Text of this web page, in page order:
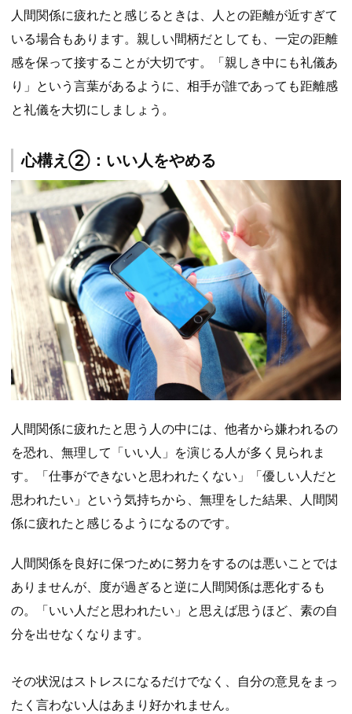
人間関係に疲れたと感じるときは、人との距離が近すぎて
いる場合もあります。親しい間柄だとしても、一定の距離
感を保って接することが大切です。「親しき中にも礼儀あ
り」という言葉があるように、相手が誰であっても距離感
と礼儀を大切にしましょう。
心構え②：いい人をやめる
人間関係に疲れたと思う人の中には、他者から嫌われるの
を恐れ、無理して「いい人」を演じる人が多く見られま
す。「仕事ができないと思われたくない」「優しい人だと
思われたい」という気持ちから、無理をした結果、人間関
係に疲れたと感じるようになるのです。
人間関係を良好に保つために努力をするのは悪いことでは
ありませんが、度が過ぎると逆に人間関係は悪化するも
の。「いい人だと思われたい」と思えば思うほど、素の自
分を出せなくなります。
その状況はストレスになるだけでなく、自分の意見をまっ
たく言わない人はあまり好かれません。